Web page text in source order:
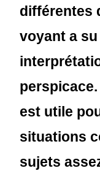
différentes
voyant a
est utile
situations
sujets